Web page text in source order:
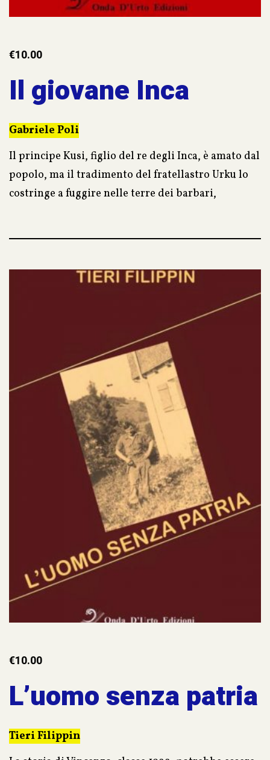
Il giovane Inca
€10.00
Gabriele Poli
Il principe Kusi, figlio del re degli Inca, è amato dal
popolo, ma il tradimento del fratellastro Urku lo
costringe a fuggire nelle terre dei barbari,
Inti, il dio Sole, lo ha forse abbandonato? Pare di
sì, soprattutto ora, fuggiasco in un paese straniero,
inseguito dalle guardie del padre e costretto a
nascondersi per non cadere nelle mani di un
Gli resta molto poco: Ollanta, la forza della
giovinezza, il ricordo tenero di una ragazza e la
magia del mondo andino. Sarà sufficiente tutto
questo per riconquistare il regno perduto?
L’uomo senza patria
€10.00
Tieri Filippin